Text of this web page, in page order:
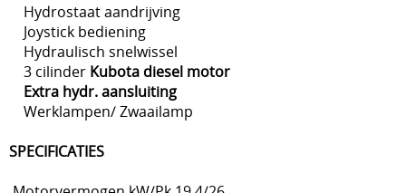
Hydrostaat aandrijving
Joystick bediening
Hydraulisch snelwissel
3 cilinder Kubota diesel motor
Extra hydr. aansluiting
Werklampen/ Zwaailamp
SPECIFICATIES